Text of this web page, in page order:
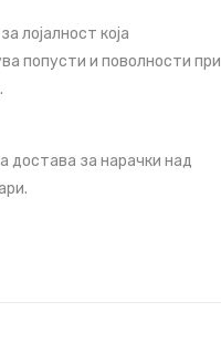
лојалност која
попусти и поволности при
достава за нарачки над